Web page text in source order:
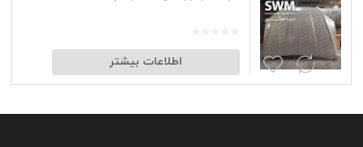
اطلاعات بیشتر